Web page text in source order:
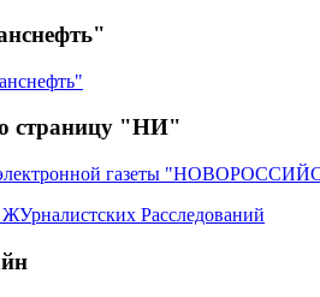
страницу "НИ"
электронной газеты
Расследований